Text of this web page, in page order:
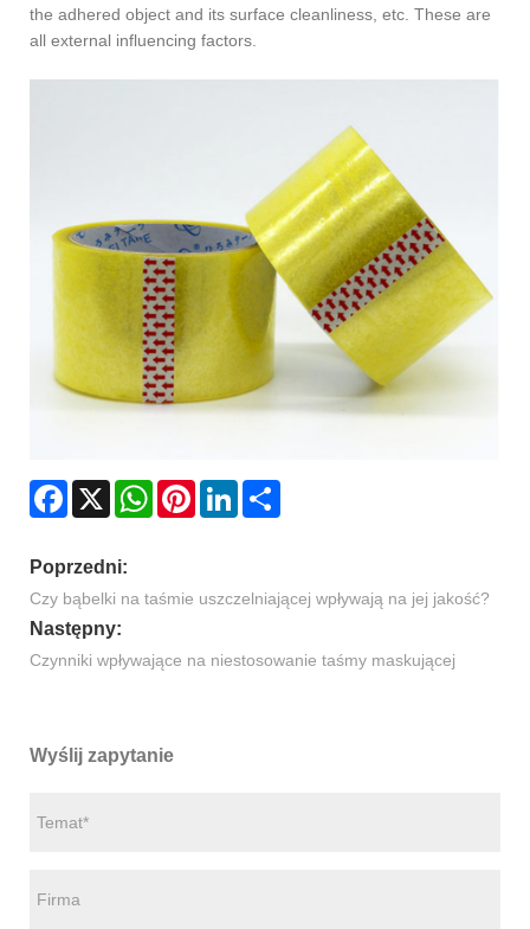
the adhered object and its surface cleanliness, etc. These are
all external influencing factors.
Facebook
X WhatsAppPinterestLinkedIn
Poprzedni:
Czy bąbelki na taśmie uszczelniającej wpływają na jej jakość?
Następny:
Czynniki wpływające na niestosowanie taśmy maskującej
Wyślij zapytanie